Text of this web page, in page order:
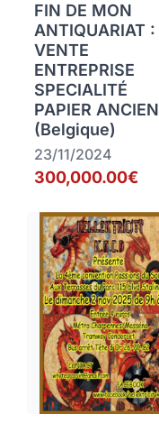
FIN DE MON
ANTIQUARIAT :
VENTE
ENTREPRISE
SPECIALITÉ
PAPIER ANCIEN
(Belgique)
23/11/2024
300,000.00€